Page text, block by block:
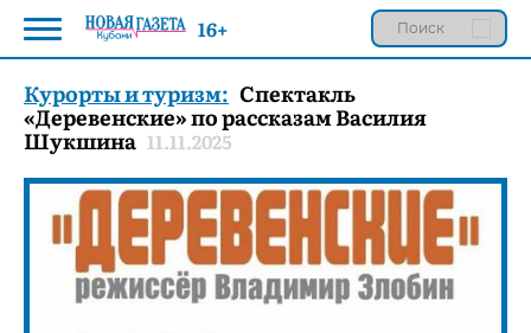
Курорты и туризм: Спектакль
«Деревенские» по рассказам Василия
Шукшина 11.11.2025
16+